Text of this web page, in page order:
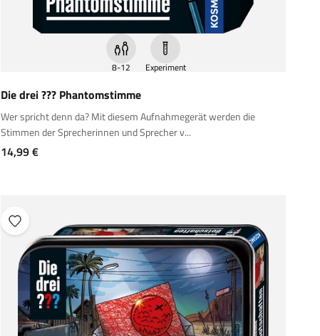
8-12 Experiment
Die drei ??? Phantomstimme
Wer spricht denn da? Mit diesem Aufnahmegerät werden die
Stimmen der Sprecherinnen und Sprecher v...
Angebot
14,99 €